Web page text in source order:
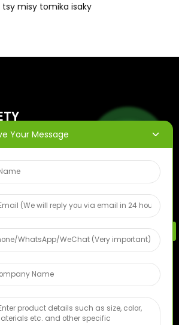
misy tomika isaky
ny mailakao dia
aminao ny
farany
ny drafitra.
Voankazo Maimaim-Poana
Your Message